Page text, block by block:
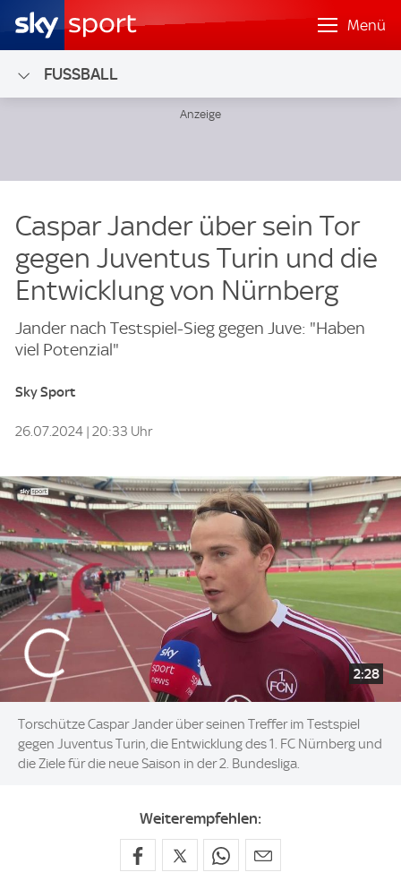
Menü
FUSSBALL
Caspar Jander über sein Tor
gegen Juventus Turin und die
Entwicklung von Nürnberg
Jander nach Testspiel-Sieg gegen Juve: "Haben
viel Potenzial"
Sky Sport
26.07.2024 | 20:33 Uhr
2:28
Torschütze Caspar Jander über seinen Treffer im Testspiel
gegen Juventus Turin, die Entwicklung des 1. FC Nürnberg und
die Ziele für die neue Saison in der 2. Bundesliga.
Weiterempfehlen: